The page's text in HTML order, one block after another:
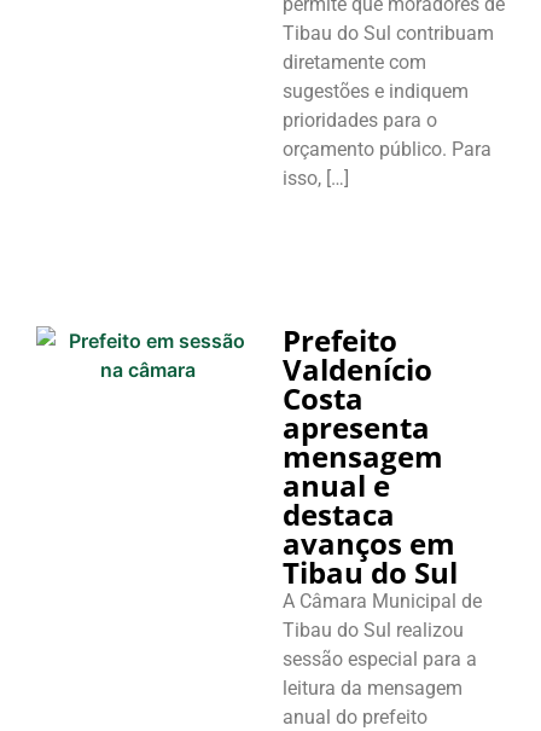
Tibau do Sul contribuam
diretamente com
sugestões e indiquem
prioridades para o
orçamento público. Para
isso, […]
Prefeito
Valdenício
Costa
apresenta
mensagem
anual e
destaca
avanços em
Tibau do Sul
A Câmara Municipal de
Tibau do Sul realizou
sessão especial para a
leitura da mensagem
anual do prefeito